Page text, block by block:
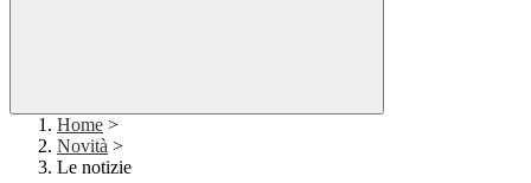
Home >
Novità >
Le notizie